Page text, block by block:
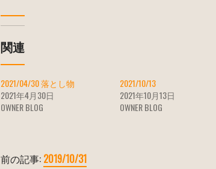
関連
2021/04/30 落とし物
2021年4月30日
OWNER BLOG
2021/10/13
2021年10月13日
OWNER BLOG
前の記事: 2019/10/31